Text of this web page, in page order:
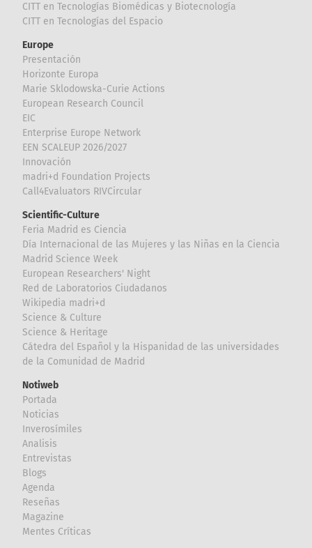
CITT en Tecnologías Biomédicas y Biotecnología
CITT en Tecnologías del Espacio
Europe
Presentación
Horizonte Europa
Marie Sklodowska-Curie Actions
European Research Council
EIC
Enterprise Europe Network
EEN SCALEUP 2026/2027
Innovación
madri+d Foundation Projects
Call4Evaluators RIVCircular
Scientific-Culture
Feria Madrid es Ciencia
Día Internacional de las Mujeres y las Niñas en la Ciencia
Madrid Science Week
European Researchers' Night
Red de Laboratorios Ciudadanos
Wikipedia madri+d
Science & Culture
Science & Heritage
Cátedra del Español y la Hispanidad de las universidades
de la Comunidad de Madrid
Notiweb
Portada
Noticias
Inverosímiles
Analisis
Entrevistas
Blogs
Agenda
Reseñas
Magazine
Mentes Críticas